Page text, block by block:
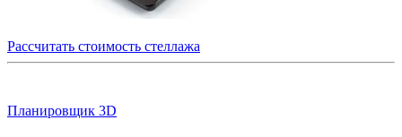
Рассчитать стоимость стеллажа
Планировщик 3D